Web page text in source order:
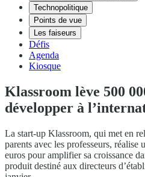
Technopolitique
Points de vue
Les faiseurs
Défis
Agenda
Kiosque
Klassroom lève 500
développer à
La start-up Klassroom, qui met en
parents avec les professeurs, réalise
euros pour amplifier sa croissance
produit destiné aux directeurs